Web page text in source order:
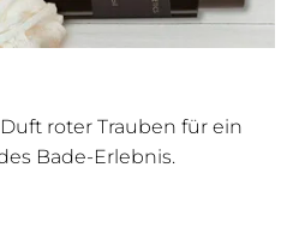
roter Trauben für ein
Bade-Erlebnis.